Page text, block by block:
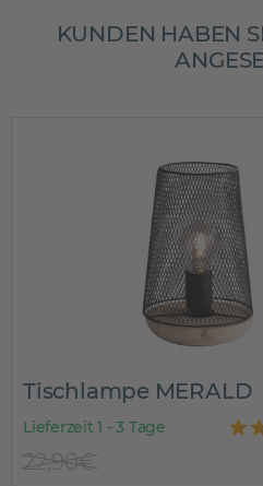
KUNDEN HABEN
Tischlampe MERALD
Lieferzeit 1 - 3 Tage
22,90€